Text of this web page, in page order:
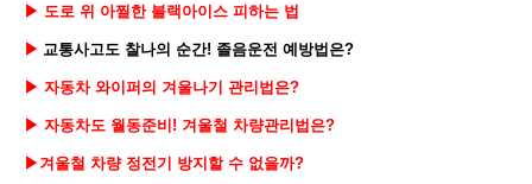
▶ 도로 위 아찔한 블랙아이스 피하는 법
▶ 교통사고도 찰나의 순간! 졸음운전 예방법은?
▶ 자동차 와이퍼의 겨울나기 관리법은?
▶ 자동차도 월동준비! 겨울철 차량관리법은?
▶겨울철 차량 정전기 방지할 수 없을까?